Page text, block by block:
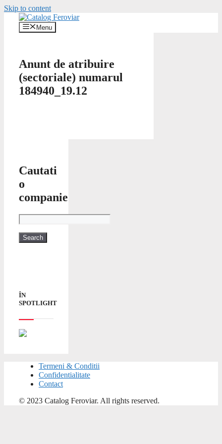
Skip to content
Menu
Anunt de atribuire
(sectoriale) numarul
184940_19.12
Cautati
o
companie
ÎN
SPOTLIGHT
Termeni & Conditii
Confidentialitate
Contact
© 2023 Catalog Feroviar. All rights reserved.